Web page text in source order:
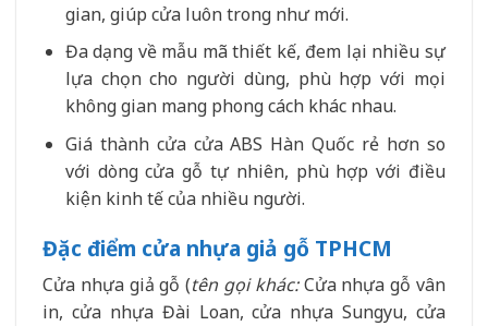
gian, giúp cửa luôn trong như mới.
Đa dạng về mẫu mã thiết kế, đem lại nhiều sự
lựa chọn cho người dùng, phù hợp với mọi
không gian mang phong cách khác nhau.
Giá thành cửa cửa ABS Hàn Quốc rẻ hơn so
với dòng cửa gỗ tự nhiên, phù hợp với điều
kiện kinh tế của nhiều người.
Đặc điểm cửa nhựa giả gỗ TPHCM
Cửa nhựa giả gỗ (tên gọi khác:Cửa nhựa gỗ vân
in, cửa nhựa Đài Loan, cửa nhựa Sungyu, cửa